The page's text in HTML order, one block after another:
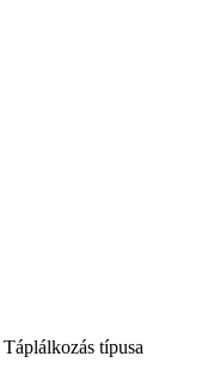
Táplálkozás típusa